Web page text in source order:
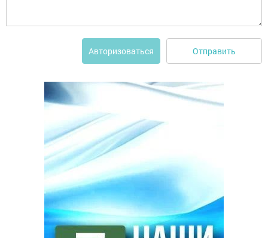
Авторизоваться Отправить